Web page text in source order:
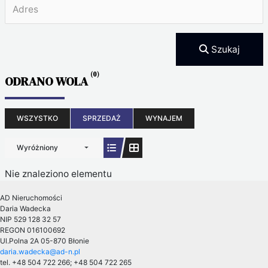
Szukaj
ODRANO WOLA (0)
WSZYSTKO SPRZEDAŻ WYNAJEM
Wyróżniony
Nie znaleziono elementu
AD Nieruchomości
Daria Wadecka
NIP 529 128 32 57
REGON 016100692
Ul.Polna 2A 05-870 Błonie
daria.wadecka@ad-n.pl
tel. +48 504 722 266; +48 504 722 265